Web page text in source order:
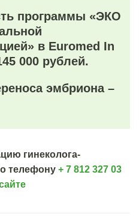
программы «ЭКО
в Euromed In
000 рублей.
эмбриона –
гинеколога-
телефону + 7 812 327 03